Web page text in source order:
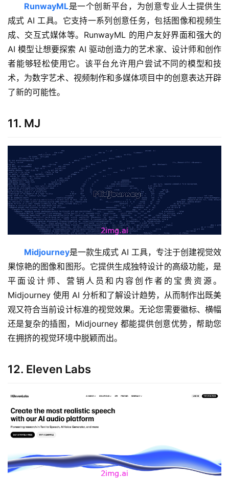
RunwayML是一个创新平台，为创意专业人士提供生
成式 AI 工具。它支持一系列创意任务，包括图像和视频生
成、交互式媒体等。RunwayML 的用户友好界面和强大的
AI 模型让想要探索 AI 驱动创造力的艺术家、设计师和创作
者能够轻松使用它。该平台允许用户尝试不同的模型和技
术，为数字艺术、视频制作和多媒体项目中的创意表达开辟
了新的可能性。
11. MJ
Midjourney是一款生成式 AI 工具，专注于创建视觉效
果惊艳的图像和图形。它提供生成独特设计的高级功能，是
平面设计师、营销人员和内容创作者的宝贵资源。
Midjourney 使用 AI 分析和了解设计趋势，从而制作出既美
观又符合当前设计标准的视觉效果。无论您需要徽标、横幅
还是复杂的插图，Midjourney 都能提供创意优势，帮助您
在拥挤的视觉环境中脱颖而出。
12. Eleven Labs